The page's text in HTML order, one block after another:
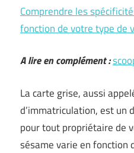
Comprendre les
fonction de votre type de
A lire en complément :
La carte grise, aussi
d’immatriculation, est un
pour tout propriétaire de
sésame varie en fonction